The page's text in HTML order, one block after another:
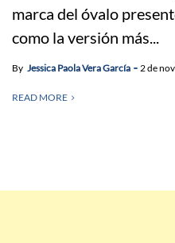
marca del óvalo
como la versión más...
By Jessica Paola Vera García 2 de
READ MORE